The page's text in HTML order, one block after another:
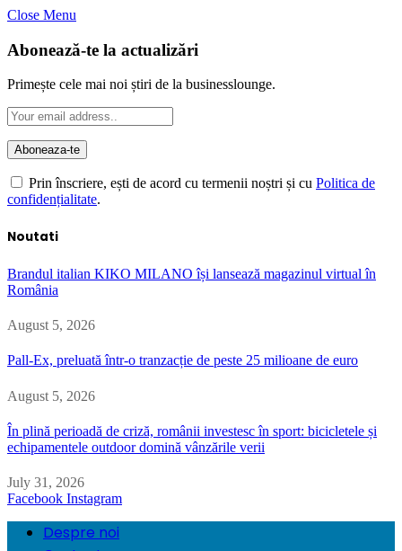
Close Menu
Abonează-te la actualizări
Primește cele mai noi știri de la businesslounge.
Prin înscriere, ești de acord cu termenii noștri și cu Politica de
confidențialitate.
Noutati
Brandul italian KIKO MILANO își lansează magazinul virtual în
România
August 5, 2026
Pall-Ex, preluată într-o tranzacție de peste 25 milioane de euro
August 5, 2026
În plină perioadă de criză, românii investesc în sport: bicicletele și
echipamentele outdoor domină vânzările verii
July 31, 2026
Facebook Instagram
Despre noi